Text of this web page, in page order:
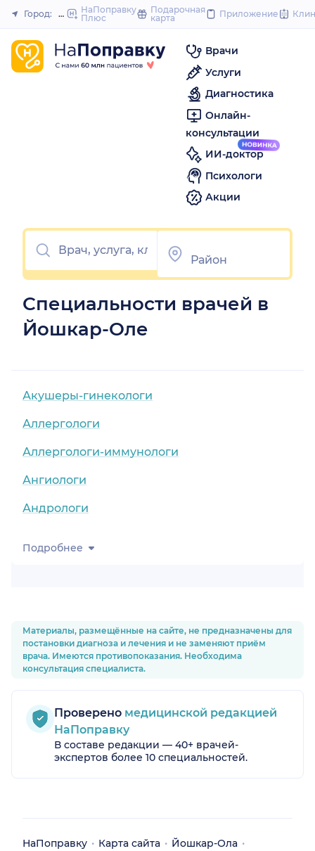
to
Закрыть
Город: Йошкар-Ола
НаПоправку
Плюс
Подарочная
карта
Приложение
Врачи
Услуги
Диагностика
Онлайн-
консультации
ИИ-доктор
Психологи
Акции
Специальности врачей в
Йошкар-Оле
Акушеры-гинекологи
Аллергологи
Аллергологи-иммунологи
Ангиологи
Андрологи
Подробнее
Материалы, размещённые на сайте, не предназначены для
постановки диагноза и лечения и не заменяют приём
врача. Имеются противопоказания. Необходима
консультация специалиста.
Проверено медицинской редакцией
НаПоправку
В составе редакции — 40+ врачей-
экспертов более 10 специальностей.
НаПоправку Карта сайта
Йошкар-Ола